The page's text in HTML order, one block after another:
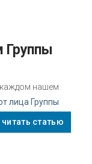
нашем
лица Группы
читать статью